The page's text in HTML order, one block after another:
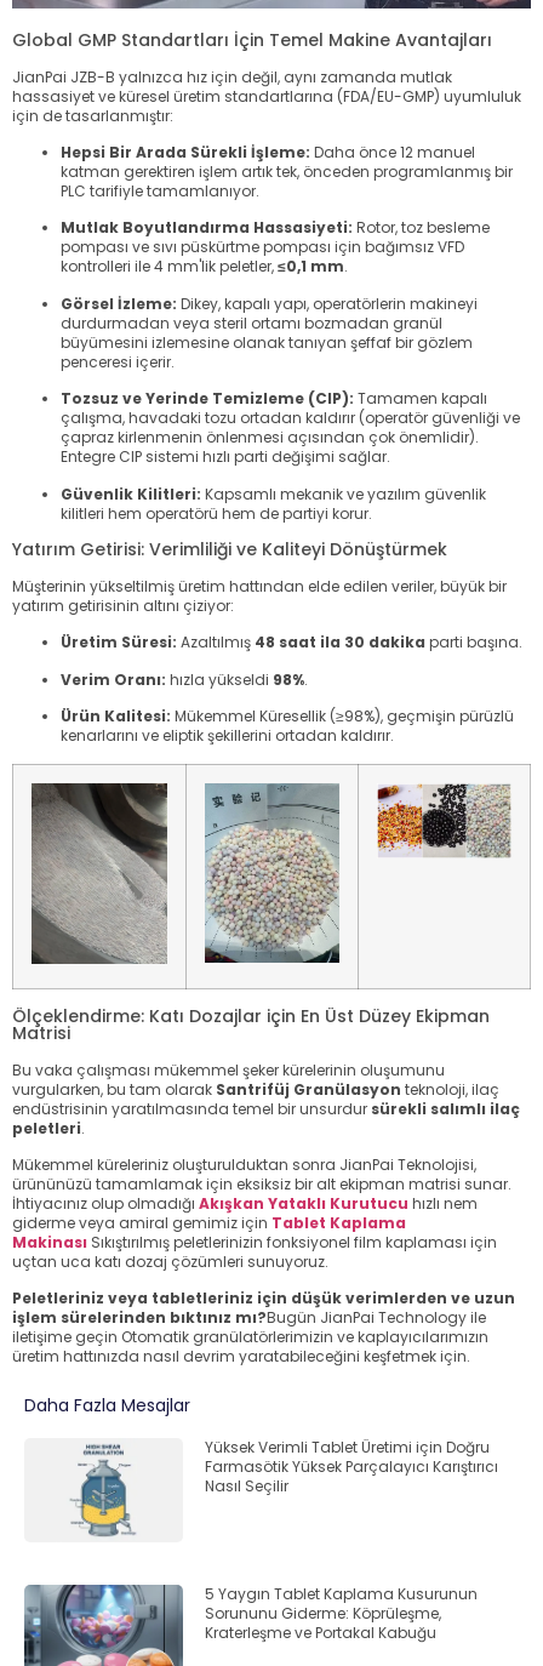
Global GMP Standartları İçin Temel Makine Avantajları
JianPai JZB-B yalnızca hız için değil, aynı zamanda mutlak
hassasiyet ve küresel üretim standartlarına (FDA/EU-GMP) uyumluluk
için de tasarlanmıştır:
Hepsi Bir Arada Sürekli İşleme: Daha önce 12 manuel
katman gerektiren işlem artık tek, önceden programlanmış bir
PLC tarifiyle tamamlanıyor.
Mutlak Boyutlandırma Hassasiyeti: Rotor, toz besleme
pompası ve sıvı püskürtme pompası için bağımsız VFD
kontrolleri ile 4 mm'lik peletler,≤0,1 mm.
Görsel İzleme: Dikey, kapalı yapı, operatörlerin makineyi
durdurmadan veya steril ortamı bozmadan granül
büyümesini izlemesine olanak tanıyan şeffaf bir gözlem
penceresi içerir.
Tozsuz ve Yerinde Temizleme (CIP): Tamamen kapalı
çalışma, havadaki tozu ortadan kaldırır (operatör güvenliği ve
çapraz kirlenmenin önlenmesi açısından çok önemlidir).
Entegre CIP sistemi hızlı parti değişimi sağlar.
Güvenlik Kilitleri: Kapsamlı mekanik ve yazılım güvenlik
kilitleri hem operatörü hem de partiyi korur.
Yatırım Getirisi: Verimliliği ve Kaliteyi Dönüştürmek
Müşterinin yükseltilmiş üretim hattından elde edilen veriler, büyük bir
yatırım getirisinin altını çiziyor:
Üretim Süresi: Azaltılmış 48 saat ila 30 dakika parti başına.
Verim Oranı: hızla yükseldi 98%.
Ürün Kalitesi: Mükemmel Küresellik (≥98%), geçmişin pürüzlü
kenarlarını ve eliptik şekillerini ortadan kaldırır.
Ölçeklendirme: Katı Dozajlar için En Üst Düzey Ekipman
Matrisi
Bu vaka çalışması mükemmel şeker kürelerinin oluşumunu
vurgularken, bu tam olarak Santrifüj Granülasyon teknoloji, ilaç
endüstrisinin yaratılmasında temel bir unsurdur sürekli salımlı ilaç
peletleri.
Mükemmel küreleriniz oluşturulduktan sonra JianPai Teknolojisi,
ürününüzü tamamlamak için eksiksiz bir alt ekipman matrisi sunar.
İhtiyacınız olup olmadığı Akışkan Yataklı Kurutucu hızlı nem
giderme veya amiral gemimiz için Tablet Kaplama
Makinası Sıkıştırılmış peletlerinizin fonksiyonel film kaplaması için
uçtan uca katı dozaj çözümleri sunuyoruz.
Peletleriniz veya tabletleriniz için düşük verimlerden ve uzun
işlem sürelerinden bıktınız mı?Bugün JianPai Technology ile
iletişime geçin Otomatik granülatörlerimizin ve kaplayıcılarımızın
üretim hattınızda nasıl devrim yaratabileceğini keşfetmek için.
Daha Fazla Mesajlar
Yüksek Verimli Tablet Üretimi için Doğru
Farmasötik Yüksek Parçalayıcı Karıştırıcı
Nasıl Seçilir
5 Yaygın Tablet Kaplama Kusurunun
Sorununu Giderme: Köprüleşme,
Kraterleşme ve Portakal Kabuğu